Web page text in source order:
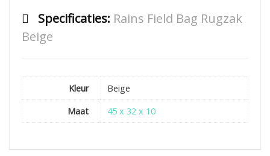
Specificaties: Rains Field Bag Rugzak
Beige
Kleur
Beige
Maat
45 x 32 x 10